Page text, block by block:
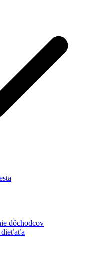
dôchodcov
dieťaťa